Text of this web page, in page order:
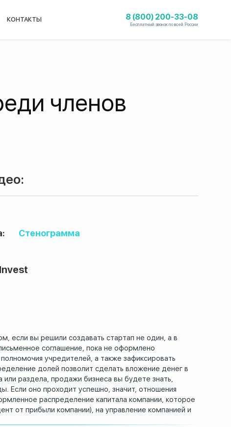
КОНТАКТЫ 8 (800) 200-33-08
Бесплатный звонок по всей России
членов
Стенограмма
если вы решили создавать стартап не один, а в
соглашение, пока не оформлено
учредителей, а также зафиксировать
долей позволит сделать вложение денег в
или раздела, продажи бизнеса вы будете знать,
Если оно проходит успешно, значит, отношения
распределение капитала компании, которое
от прибыли компании), на управление компанией и